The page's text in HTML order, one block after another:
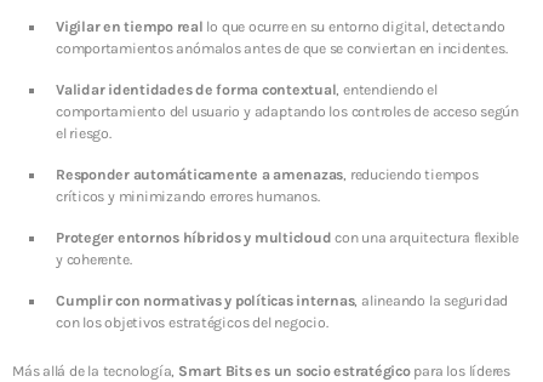
Vigilar en tiempo real lo que ocurre en su entorno digital, detectando
comportamientos anómalos antes de que se conviertan en incidentes.
Validar identidades de forma contextual, entendiendo el
comportamiento del usuario y adaptando los controles de acceso según
el riesgo.
Responder automáticamente a amenazas, reduciendo tiempos
críticos y minimizando errores humanos.
Proteger entornos híbridos y multicloud con una arquitectura flexible
y coherente.
Cumplir con normativas y políticas internas, alineando la seguridad
con los objetivos estratégicos del negocio.
Más allá de la tecnología, Smart Bits es un socio estratégicopara los líderes